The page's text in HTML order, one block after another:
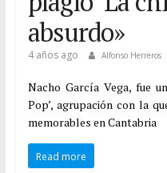
absurdo»
4 años ago Alfonso Herreros
Nacho García Vega, fue
Pop’, agrupación con la
memorables en Cantabria
Read more